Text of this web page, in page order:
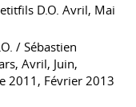
D.O. Avril, Mai
/ Sébastien
Avril, Juin,
2011, Février 2013